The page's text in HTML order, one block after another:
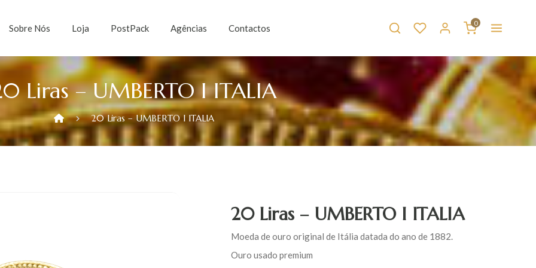
Sobre Nós Loja PostPack Agências Contactos 0
Liras – UMBERTO I ITALIA
20 Liras – UMBERTO I ITALIA
20 Liras – UMBERTO I ITALIA
Moeda de ouro original de Itália datada do ano de 1882.
Ouro usado premium